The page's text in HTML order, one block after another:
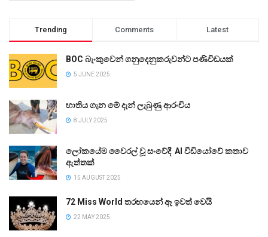
Trending Comments Latest
BOC බැංකුවෙන් ගනුදෙනුකරුවන්ට පණිවිඩයක්
5 JUNE 2025
භාතිය ගැන මේ දැන් ලැබුණු ආරංචිය
8 JULY 2025
ලෝකයේම වෛරල් වූ සංවේදී AI වීඩියෝවේ කතාව
ඇත්තක්
15 AUGUST 2025
72 Miss World තරඟයෙන් ඈ ඉවත් වෙයි
22 MAY 2025